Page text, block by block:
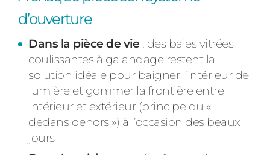
d’ouverture
Dans la pièce de vie : des baies vitrées
coulissantes à galandage restent la
solution idéale pour baigner l’intérieur de
lumière et gommer la frontière entre
intérieur et extérieur (principe du «
dedans dehors ») à l’occasion des beaux
jours